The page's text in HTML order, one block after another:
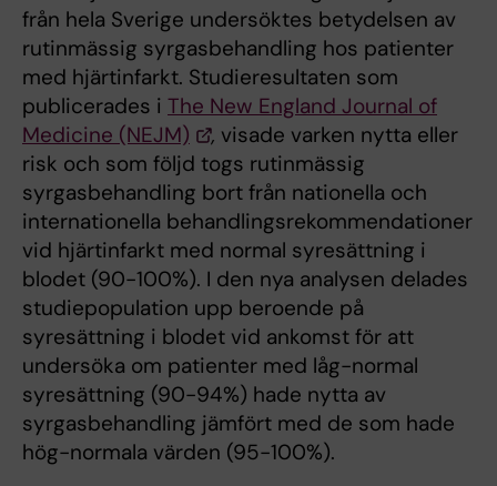
från hela Sverige undersöktes betydelsen av
rutinmässig syrgasbehandling hos patienter
med hjärtinfarkt. Studieresultaten som
publicerades i The New England Journal of
Medicine (NEJM)
, visade varken nytta eller
risk och som följd togs rutinmässig
syrgasbehandling bort från nationella och
internationella behandlingsrekommendationer
vid hjärtinfarkt med normal syresättning i
blodet (90-100%). I den nya analysen delades
studiepopulation upp beroende på
syresättning i blodet vid ankomst för att
undersöka om patienter med låg-normal
syresättning (90-94%) hade nytta av
syrgasbehandling jämfört med de som hade
hög-normala värden (95-100%).